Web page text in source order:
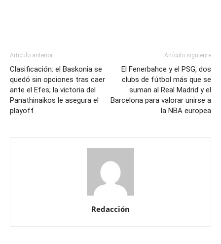
Artículo anterior
Clasificación: el Baskonia se
quedó sin opciones tras caer
ante el Efes; la victoria del
Panathinaikos le asegura el
playoff
Artículo siguiente
El Fenerbahce y el PSG, dos
clubs de fútbol más que se
suman al Real Madrid y el
Barcelona para valorar unirse a
la NBA europea
Redacción